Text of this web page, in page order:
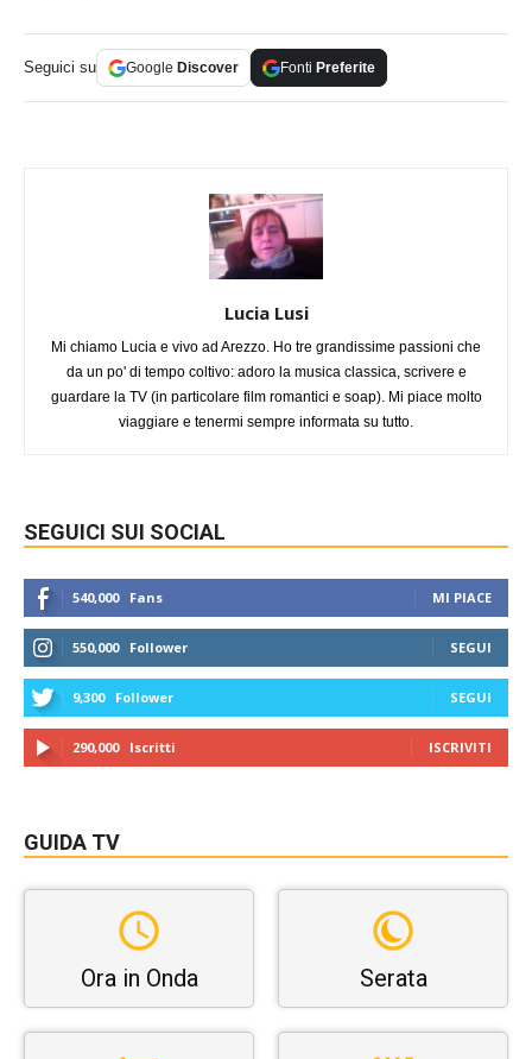
Seguici su Google Discover Fonti Preferite
Lucia Lusi
Mi chiamo Lucia e vivo ad Arezzo. Ho tre grandissime passioni che
da un po' di tempo coltivo: adoro la musica classica, scrivere e
guardare la TV (in particolare film romantici e soap). Mi piace molto
viaggiare e tenermi sempre informata su tutto.
SEGUICI SUI SOCIAL
540,000 Fans MI PIACE
550,000 Follower SEGUI
9,300 Follower SEGUI
290,000 Iscritti ISCRIVITI
GUIDA TV
Ora in Onda Serata